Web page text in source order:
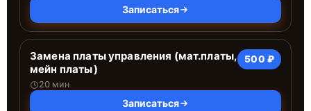
Записаться
Замена платы управления (мат.платы,
мейн платы)
20 мин
500 ₽
Записаться